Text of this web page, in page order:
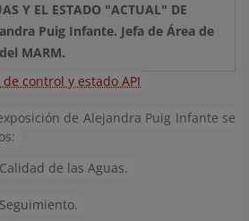
Y EL ESTADO "ACTUAL" DE
Puig Infante. Jefa de Área de
MARM.
de control y estado API
de Alejandra Puig Infante se
de las Aguas.